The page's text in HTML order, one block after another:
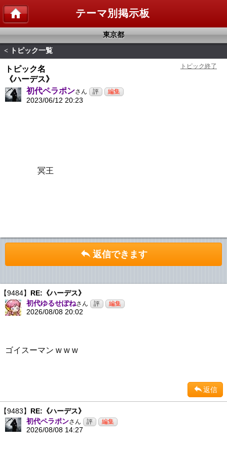
テーマ別掲示板
東京都
< トピック一覧
トピック名
《ハーデス》
初代ペラポンさん
2023/06/12 20:23
冥王
返信できます
【9484】 RE:《ハーデス》
初代ゆるせぽねさん
2026/08/08 20:02
ゴイスーマン w w w
返信
【9483】 RE:《ハーデス》
初代ペラポンさん
2026/08/08 14:27